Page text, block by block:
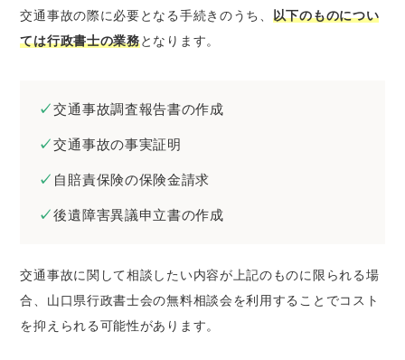
交通事故の際に必要となる手続きのうち、 以下のものについ
ては行政書士の業務となります。
交通事故調査報告書の作成
交通事故の事実証明
自賠責保険の保険金請求
後遺障害異議申立書の作成
交通事故に関して相談したい内容が上記のものに限られる場
合、山口県行政書士会の無料相談会を利用することでコスト
を抑えられる可能性があります。